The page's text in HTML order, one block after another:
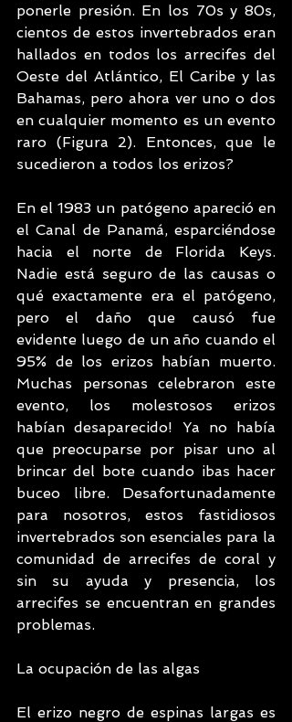
ponerle presión. En los 70s y 80s,
cientos de estos invertebrados eran
hallados en todos los arrecifes del
Oeste del Atlántico, El Caribe y las
Bahamas, pero ahora ver uno o dos
en cualquier momento es un evento
raro (Figura 2). Entonces, que le
sucedieron a todos los erizos?
En el 1983 un patógeno apareció en
el Canal de Panamá, esparciéndose
hacia el norte de Florida Keys.
Nadie está seguro de las causas o
qué exactamente era el patógeno,
pero el daño que causó fue
evidente luego de un año cuando el
95% de los erizos habían muerto.
Muchas personas celebraron este
evento, los molestosos erizos
habían desaparecido! Ya no había
que preocuparse por pisar uno al
brincar del bote cuando ibas hacer
buceo libre. Desafortunadamente
para nosotros, estos fastidiosos
invertebrados son esenciales para la
comunidad de arrecifes de coral y
sin su ayuda y presencia, los
arrecifes se encuentran en grandes
problemas.
La ocupación de las algas
El erizo negro de espinas largas es